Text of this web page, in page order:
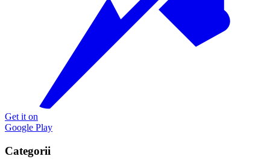
Get it on
Google Play
Categorii